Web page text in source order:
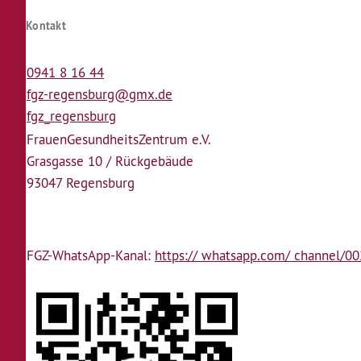
Kontakt
0941 8 16 44
fgz-regensburg@gmx.de
fgz_regensburg
Frauen­Gesundheits­Zentrum e.V.
Grasgasse 10 / Rückgebäude
93047 Regensburg
FGZ-WhatsApp-Kanal: https:// whatsapp.com/ channel/